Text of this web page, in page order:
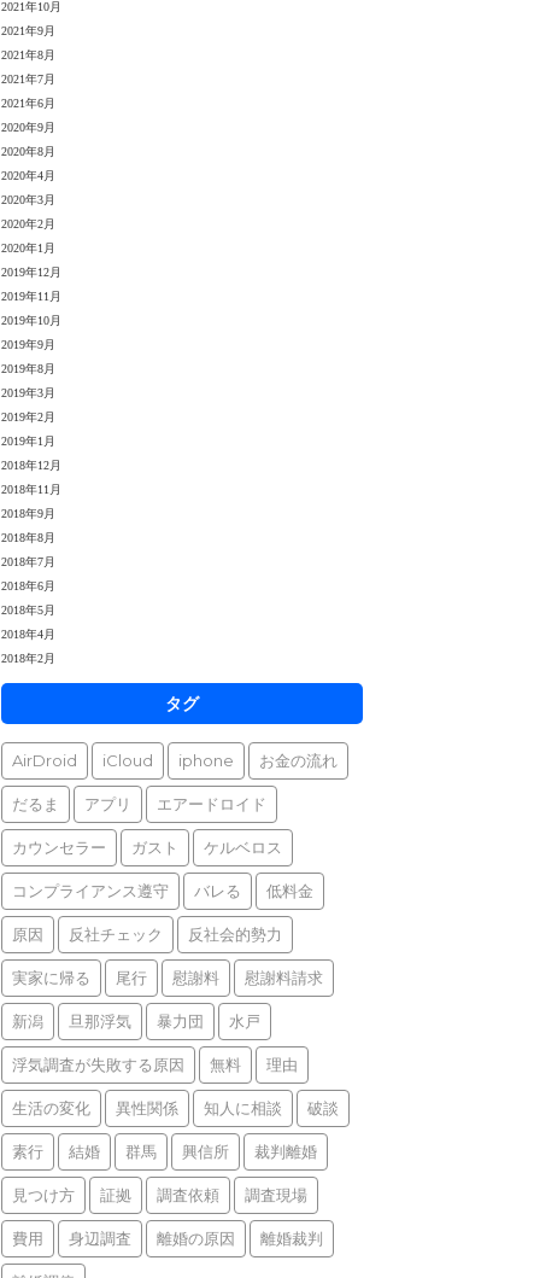
2021年10月
2021年9月
2021年8月
2021年7月
2021年6月
2020年9月
2020年8月
2020年4月
2020年3月
2020年2月
2020年1月
2019年12月
2019年11月
2019年10月
2019年9月
2019年8月
2019年3月
2019年2月
2019年1月
2018年12月
2018年11月
2018年9月
2018年8月
2018年7月
2018年6月
2018年5月
2018年4月
2018年2月
タグ
AirDroid iCloud iphone お金の流れ
だるま アプリ エアードロイド
カウンセラー ガスト ケルベロス
コンプライアンス遵守 バレる 低料金
原因 反社チェック 反社会的勢力
実家に帰る 尾行 慰謝料 慰謝料請求
新潟 旦那浮気 暴力団 水戸
浮気調査が失敗する原因 無料 理由
生活の変化 異性関係 知人に相談 破談
素行 結婚 群馬 興信所 裁判離婚
見つけ方 証拠 調査依頼 調査現場
費用 身辺調査 離婚の原因 離婚裁判